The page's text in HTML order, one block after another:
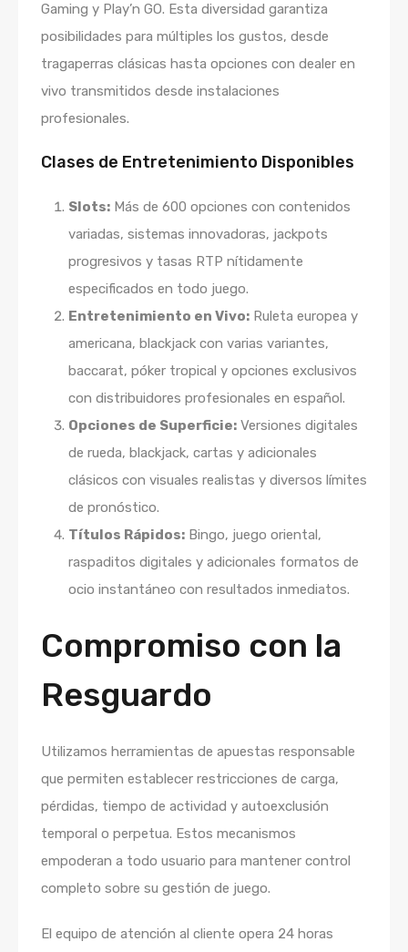
Gaming y Play’n GO. Esta diversidad garantiza
posibilidades para múltiples los gustos, desde
tragaperras clásicas hasta opciones con dealer en
vivo transmitidos desde instalaciones
profesionales.
Clases de Entretenimiento Disponibles
Slots: Más de 600 opciones con contenidos
variadas, sistemas innovadoras, jackpots
progresivos y tasas RTP nítidamente
especificados en todo juego.
Entretenimiento en Vivo: Ruleta europea y
americana, blackjack con varias variantes,
baccarat, póker tropical y opciones exclusivos
con distribuidores profesionales en español.
Opciones de Superficie: Versiones digitales
de rueda, blackjack, cartas y adicionales
clásicos con visuales realistas y diversos límites
de pronóstico.
Títulos Rápidos: Bingo, juego oriental,
raspaditos digitales y adicionales formatos de
ocio instantáneo con resultados inmediatos.
Compromiso con la
Resguardo
Utilizamos herramientas de apuestas responsable
que permiten establecer restricciones de carga,
pérdidas, tiempo de actividad y autoexclusión
temporal o perpetua. Estos mecanismos
empoderan a todo usuario para mantener control
completo sobre su gestión de juego.
El equipo de atención al cliente opera 24 horas